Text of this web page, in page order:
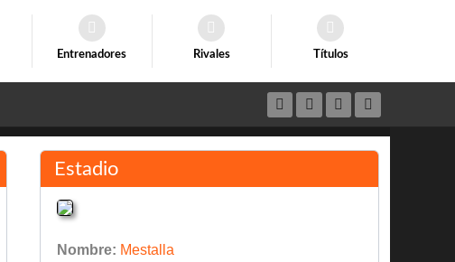
Entrenadores Rivales Títulos
Estadio
Nombre: Mestalla